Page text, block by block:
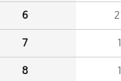
6
7
8